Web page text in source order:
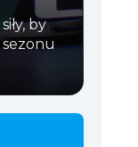
by